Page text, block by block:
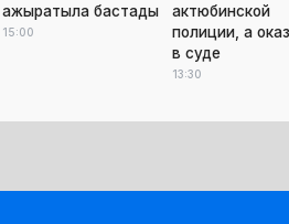
ажыратыла бастады
15:00
актюбинской
полиции, а
в суде
13:30